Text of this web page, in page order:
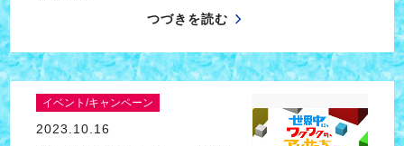
つづきを読む
イベント/キャンペーン
2023.10.16